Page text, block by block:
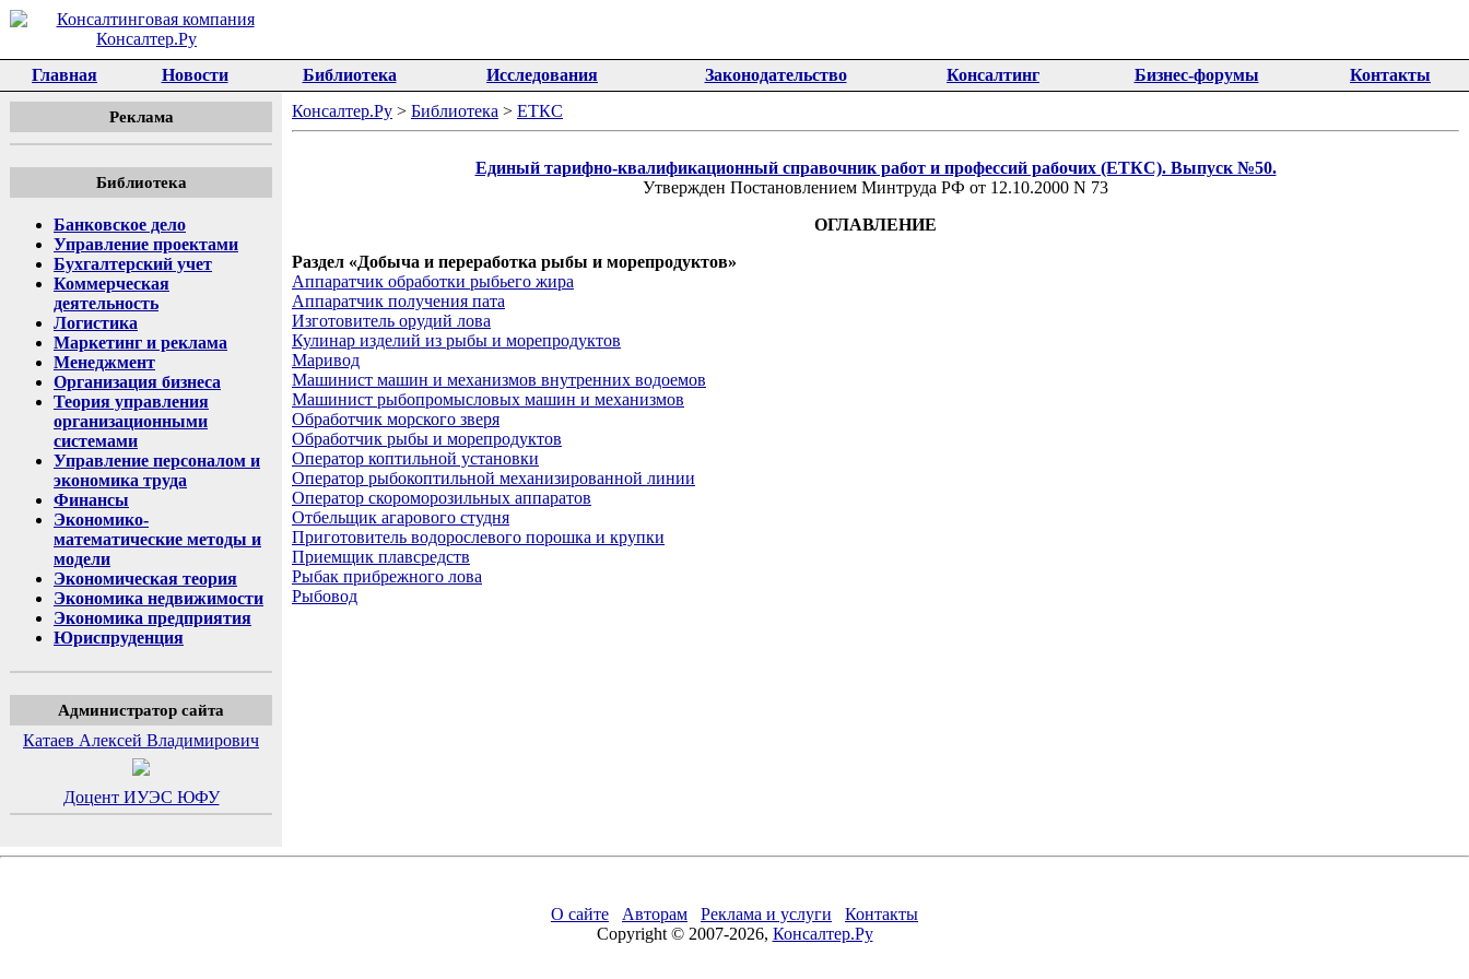
Главная Новости Библиотека Исследования Законодательство Консалтинг Бизнес-форумы Контакты
Реклама
Библиотека
Банковское дело
Управление проектами
Бухгалтерский учет
Коммерческая
деятельность
Логистика
Маркетинг и реклама
Менеджмент
Организация бизнеса
Теория управления
организационными
системами
Управление персоналом и
экономика труда
Финансы
Экономико-
математические методы и
модели
Экономическая теория
Экономика недвижимости
Экономика предприятия
Юриспруденция
Администратор сайта
Катаев Алексей Владимирович
Доцент ИУЭС ЮФУ
Консалтер.Ру > Библиотека > ЕТКС
Единый тарифно-квалификационный справочник работ и профессий рабочих (ЕТКС). Выпуск №50.
Утвержден Постановлением Минтруда РФ от 12.10.2000 N 73
ОГЛАВЛЕНИЕ
Раздел «Добыча и переработка рыбы и морепродуктов»
Аппаратчик обработки рыбьего жира
Аппаратчик получения пата
Изготовитель орудий лова
Кулинар изделий из рыбы и морепродуктов
Маривод
Машинист машин и механизмов внутренних водоемов
Машинист рыбопромысловых машин и механизмов
Обработчик морского зверя
Обработчик рыбы и морепродуктов
Оператор коптильной установки
Оператор рыбокоптильной механизированной линии
Оператор скороморозильных аппаратов
Отбельщик агарового студня
Приготовитель водорослевого порошка и крупки
Приемщик плавсредств
Рыбак прибрежного лова
Рыбовод
О сайте Авторам Реклама и услуги
Контакты
Copyright © 2007-2026, Консалтер.Ру